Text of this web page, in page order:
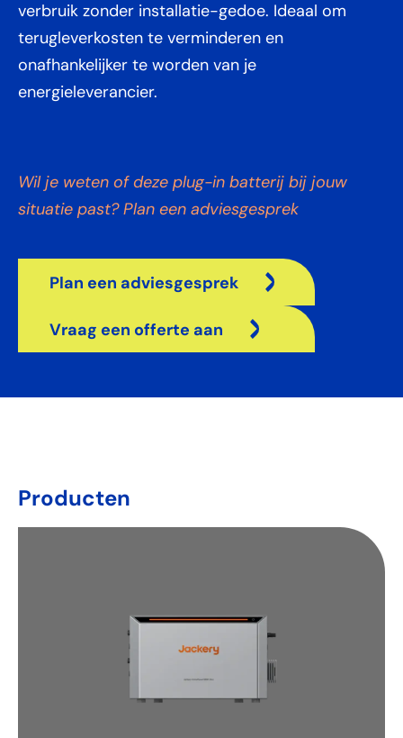
verbruik zonder installatie-gedoe. Ideaal om
terugleverkosten te verminderen en
onafhankelijker te worden van je
energieleverancier.
Wil je weten of deze plug-in batterij bij jouw
situatie past? Plan een adviesgesprek
Plan een adviesgesprek
Vraag een offerte aan
Producten